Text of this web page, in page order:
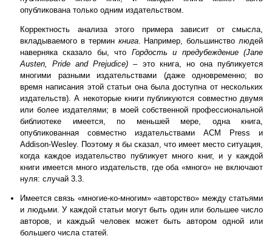
опубликована только одним издательством.
Корректность анализа этого примера зависит от смысла,
вкладываемого в термин книга. Например, большинство людей
наверняка сказало бы, что Гордость и предубеждение (Jane
Austen, Pride and Prejudice) – это книга, но она публикуется
многими разными издательствами (даже одновременно; во
время написания этой статьи она была доступна от нескольких
издательств). А некоторые книги публикуются совместно двумя
или более издателями; в моей собственной профессиональной
библиотеке имеется, по меньшей мере, одна книга,
опубликованная совместно издательствами ACM Press и
Addison-Wesley. Поэтому я бы сказал, что имеет место ситуация,
когда каждое издательство публикует много книг, и у каждой
книги имеется много издательств, где оба «много» не включают
нуля: случай 3.3.
Имеется связь «многие-ко-многим» «авторство» между статьями
и людьми. У каждой статьи могут быть один или большее число
авторов, и каждый человек может быть автором одной или
большего числа статей.